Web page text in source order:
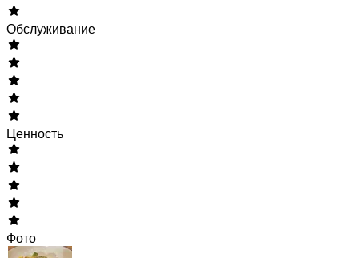
Обслуживание
Ценность
Фото